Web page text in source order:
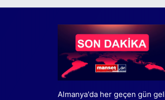
Almanya'da her geçen gün